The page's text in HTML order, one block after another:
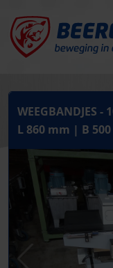
WEEGBANDJES -
L 860 mm | B